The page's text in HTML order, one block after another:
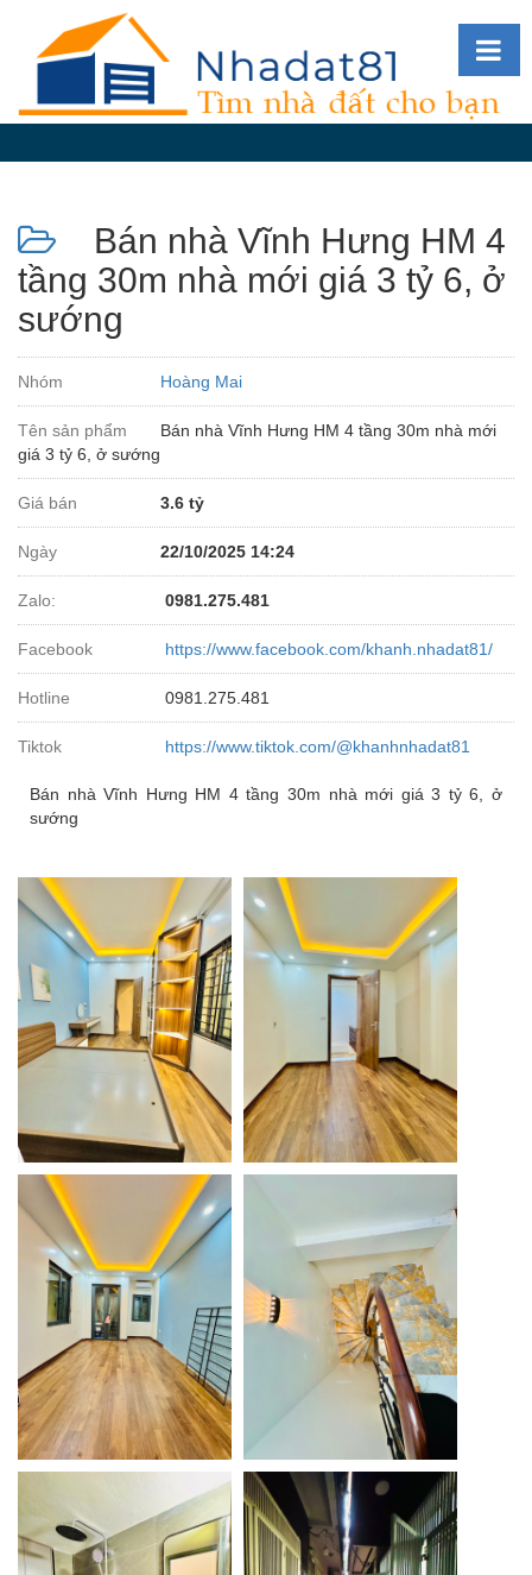
đàn
Giới
Tin
nhà
đất
videos
Tìm
kiếm
Đăng
nhập
Bán nhà Vĩnh Hưng HM 4
tầng 30m nhà mới giá 3 tỷ 6, ở
sướng
Nhóm Hoàng Mai
Tên sản phẩm
Bán nhà Vĩnh Hưng HM 4 tầng 30m nhà mới
giá 3 tỷ 6, ở sướng
Giá bán 3.6 tỷ
Ngày 22/10/2025 14:24
Zalo: 0981.275.481
Facebook https://www.facebook.com/khanh.nhadat81/
Hotline 0981.275.481
Tiktok https://www.tiktok.com/@khanhnhadat81
Bán nhà Vĩnh Hưng HM 4 tầng 30m nhà mới giá 3 tỷ 6, ở
sướng